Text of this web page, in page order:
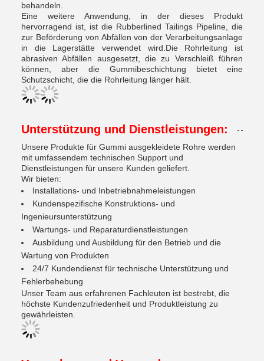
behandeln.
Eine weitere Anwendung, in der dieses Produkt
hervorragend ist, ist die Rubberlined Tailings Pipeline, die
zur Beförderung von Abfällen von der Verarbeitungsanlage
in die Lagerstätte verwendet wird.Die Rohrleitung ist
abrasiven Abfällen ausgesetzt, die zu Verschleiß führen
können, aber die Gummibeschichtung bietet eine
Schutzschicht, die die Rohrleitung länger hält.
Unterstützung und Dienstleistungen:
Unsere Produkte für Gummi ausgekleidete Rohre werden
mit umfassendem technischen Support und
Dienstleistungen für unsere Kunden geliefert.
Wir bieten:
Installations- und Inbetriebnahmeleistungen
Kundenspezifische Konstruktions- und
Ingenieursunterstützung
Wartungs- und Reparaturdienstleistungen
Ausbildung und Ausbildung für den Betrieb und die
Wartung von Produkten
24/7 Kundendienst für technische Unterstützung und
Fehlerbehebung
Unser Team aus erfahrenen Fachleuten ist bestrebt, die
höchste Kundenzufriedenheit und Produktleistung zu
gewährleisten.